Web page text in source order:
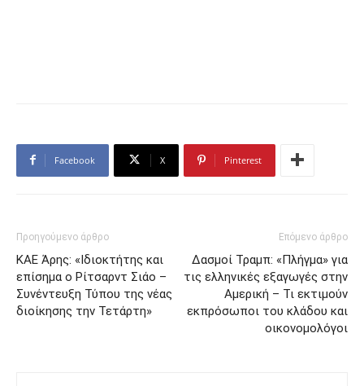
Facebook X Pinterest
Προηγούμενο άρθρο
ΚΑΕ Άρης: «Ιδιοκτήτης και
επίσημα ο Ρίτσαρντ Σιάο –
Συνέντευξη Τύπου της νέας
διοίκησης την Τετάρτη»
Επόμενο άρθρο
Δασμοί Τραμπ: «Πλήγμα» για
τις ελληνικές εξαγωγές στην
Αμερική – Τι εκτιμούν
εκπρόσωποι του κλάδου και
οικονομολόγοι